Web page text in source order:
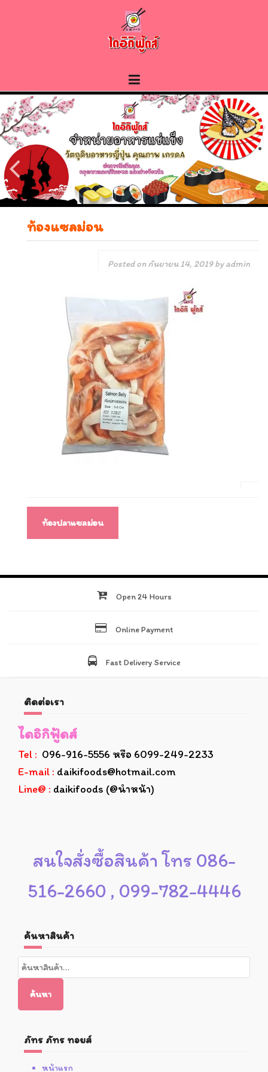
ท้องแซลม่อน
Posted onกันยายน 14, 2019byadmin
เรื่องท้องปลาแซลม่อน
Open 24 Hours
Online Payment
Fast Delivery Service
ติดต่อเรา
ไดอิกิฟู้ดส์
Tel : 096-916-5556 หรือ 6099-249-2233
E-mail : daikifoods@hotmail.com
Line@ : daikifoods (@นำหน้า)
สนใจสั่งซื้อสินค้า โทร 086-
516-2660 , 099-782-4446
ค้นหาสินค้า
ค้นหา:
ค้นหา
ภัทร ภัทร ทอยส์
หน้าแรก